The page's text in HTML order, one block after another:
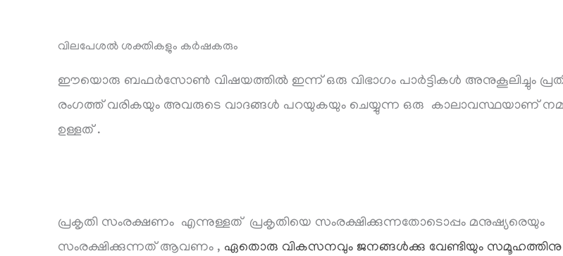
വിലപേശൽ ശക്തികളും കർഷകരും
ഈയൊരു ബഫർസോൺ വിഷയത്തിൽ ഇന്ന് ഒരു വിഭാഗം പാർട്ടികൾ അനുകൂലിച്ചും
രംഗത്ത് വരികയും അവരുടെ വാദങ്ങൾ പറയുകയും ചെയ്യുന്ന ഒരു കാലാവസ്ഥയാണ്
ഉള്ളത് .
പ്രകൃതി സംരക്ഷണം എന്നുള്ളത് പ്രകൃതിയെ സംരക്ഷിക്കുന്നതോടൊപ്പം മനുഷ്യരെയും
സംരക്ഷിക്കുന്നത് ആവണം , ഏതൊരു വികസനവും ജനങ്ങൾക്കു വേണ്ടിയും സമൂഹത്തിനു